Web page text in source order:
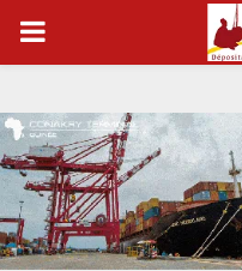
P
I
M